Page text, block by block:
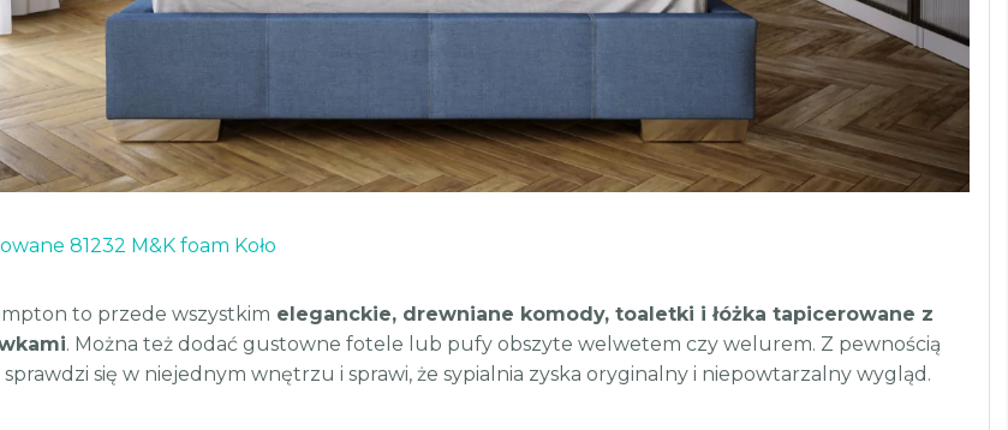
81232 M&K foam Koło
to przede wszystkim eleganckie, drewniane komody, toaletki i łóżka tapicerowane z
. Można też dodać gustowne fotele lub pufy obszyte welwetem czy welurem. Z pewnością
się w niejednym wnętrzu i sprawi, że sypialnia zyska oryginalny i niepowtarzalny wygląd.